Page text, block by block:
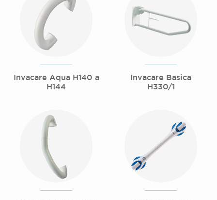
Invacare Aqua H140 a
H144
Invacare Basica
H330/1